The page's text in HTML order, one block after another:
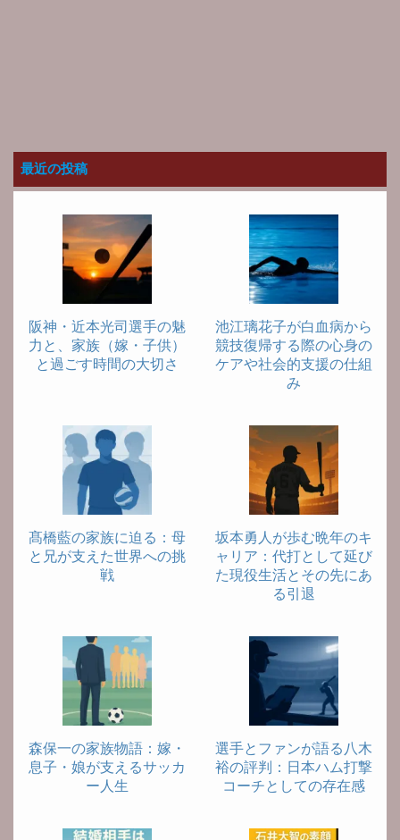
最近の投稿
阪神・近本光司選手の魅
力と、家族（嫁・子供）
と過ごす時間の大切さ
池江璃花子が白血病から
競技復帰する際の心身の
ケアや社会的支援の仕組
み
髙橋藍の家族に迫る：母
と兄が支えた世界への挑
戦
坂本勇人が歩む晩年のキ
ャリア：代打として延び
た現役生活とその先にあ
る引退
森保一の家族物語：嫁・
息子・娘が支えるサッカ
ー人生
選手とファンが語る八木
裕の評判：日本ハム打撃
コーチとしての存在感